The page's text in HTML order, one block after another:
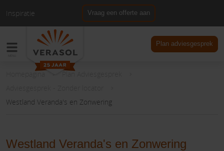
Inspiratie Vraag een offerte aan
DE
Plan adviesgesprek
Homepagina
Plan Adviesgesprek
Westland Veranda's en Zonwering
Westland Veranda's en Zonwering